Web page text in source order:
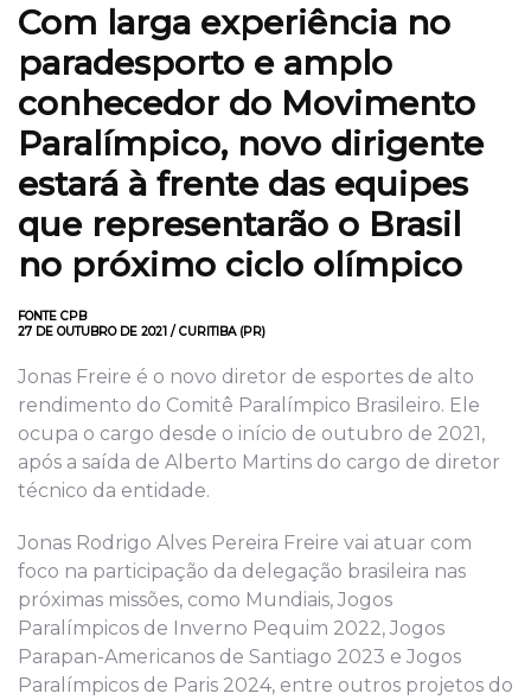
Com larga experiência no
paradesporto e amplo
conhecedor do Movimento
Paralímpico, novo dirigente
estará à frente das equipes
que representarão o Brasil
no próximo ciclo olímpico
FONTE CPB
27 DE OUTUBRO DE 2021 / CURITIBA (PR)
Jonas Freire é o novo diretor de esportes de alto
rendimento do Comitê Paralímpico Brasileiro. Ele
ocupa o cargo desde o início de outubro de 2021,
após a saída de Alberto Martins do cargo de diretor
técnico da entidade.
Jonas Rodrigo Alves Pereira Freire vai atuar com
foco na participação da delegação brasileira nas
próximas missões, como Mundiais, Jogos
Paralímpicos de Inverno Pequim 2022, Jogos
Parapan-Americanos de Santiago 2023 e Jogos
Paralímpicos de Paris 2024, entre outros projetos do